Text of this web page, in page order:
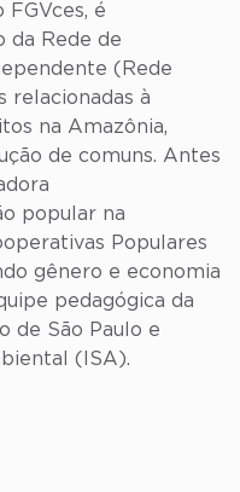
é
da Rede de
(Rede
relacionadas à
na Amazônia,
de comuns. Antes
popular na
Populares
gênero e economia
pedagógica da
de São Paulo e
(ISA).